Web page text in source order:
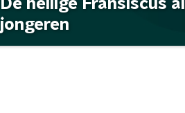
De heilige Fransiscus
jongeren